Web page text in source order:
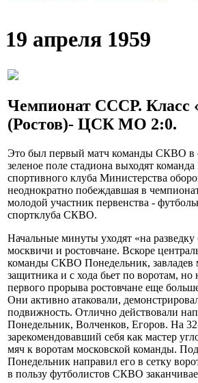
19 апреля 1959
Чемпионат СССР.
(Ростов)- ЦСК МО 2:0.
Это был первый матч команды СКВО в
зеленое поле стадиона выходят
спортивного клуба Министерства
неоднократно побеждавшая в
молодой участник первенства -
спортклуба СКВО.
Начальные минуты уходят «на разведку
москвичи и ростовчане. Вскоре
команды СКВО Понедельник, завладев
защитника и с хода бьет по воротам, но
первого прорыва ростовчане еще
Они активно атаковали,
подвижность. Отлично действовали
Понедельник, Волченков, Егоров. На
зарекомендовавший себя как мастер
мяч к воротам московской команды.
Понедельник направил его в сетку
в пользу футболистов СКВО